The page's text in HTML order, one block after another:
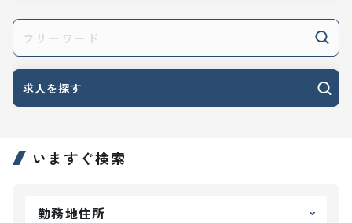
求人を探す
いますぐ検索
勤務地住所